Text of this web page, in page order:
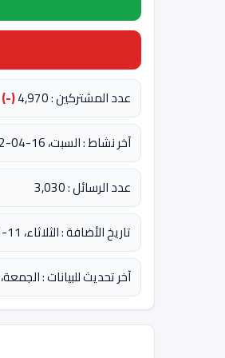
عدد المشتركين : 4,970
(-)
آخر نشاط : السبت، 16-04-2022 02:23 مساءً
عدد الرسائل : 3,030
تاريخ الأضافة : الثلاثاء، 11-02-2020
آخر تحديث للبيانات : الجمعة، 20-02-2026 11:32:06 مساءً